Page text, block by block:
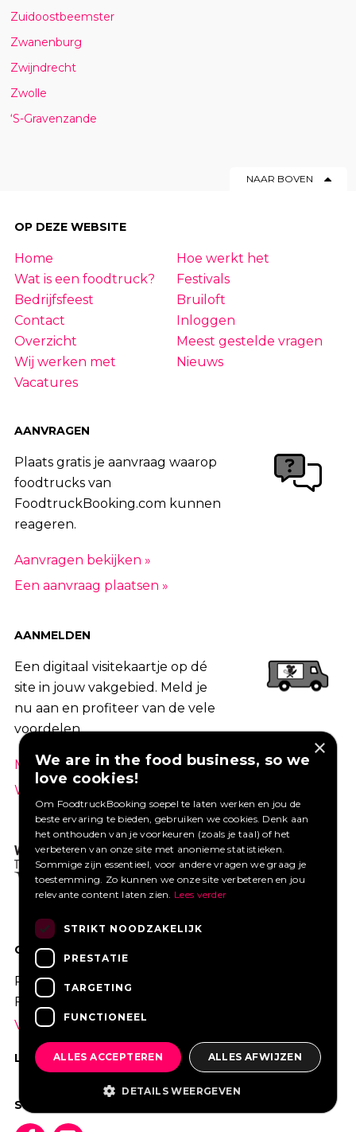
Zuidoostbeemster
Zwanenburg
Zwijndrecht
Zwolle
‘S-Gravenzande
NAAR BOVEN
OP DEZE WEBSITE
Home
Hoe werkt het
Wat is een foodtruck?
Festivals
Bedrijfsfeest
Bruiloft
Contact
Inloggen
Overzicht
Meest gestelde vragen
Wij werken met
Nieuws
Vacatures
AANVRAGEN
Plaats gratis je aanvraag waarop
foodtrucks van
FoodtruckBooking.com kunnen
reageren.
Aanvragen bekijken »
Een aanvraag plaatsen »
AANMELDEN
Een digitaal visitekaartje op dé
site in jouw vakgebied. Meld je
nu aan en profiteer van de vele
voordelen.
Maak een account aan »
Wat zijn de voordelen? »
GOED VERZEKERD ONDERNEMEN?
Profiteer van een aantrekkelijke premie via
Foodtruckbooking.
Vraag een offerte aan.
LIKE ONS OP FACEBOOK
SOCIAL MEDIA
×
We are in the food business, so we
love cookies!
Om FoodtruckBooking soepel te laten werken en jou de
beste ervaring te bieden, gebruiken we cookies. Denk aan
het onthouden van je voorkeuren (zoals je taal) of het
verbeteren van onze site met anonieme statistieken.
Sommige zijn essentieel, voor andere vragen we graag je
toestemming. Zo kunnen we onze site verbeteren en jou
relevante content laten zien. Lees verder
STRIKT NOODZAKELIJK
PRESTATIE
TARGETING
FUNCTIONEEL
ALLES ACCEPTEREN ALLES AFWIJZEN
DETAILS WEERGEVEN